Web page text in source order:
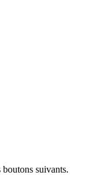
suivants.